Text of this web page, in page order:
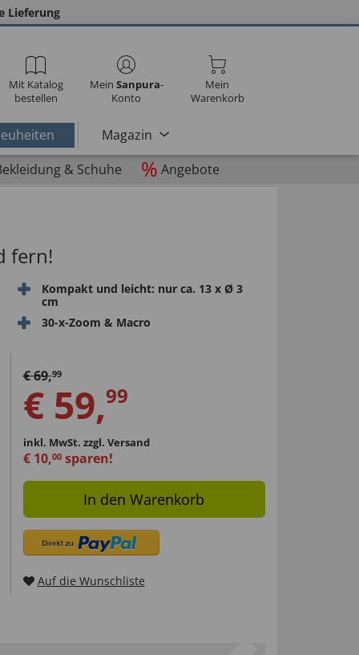
Lieferung
Mit Katalog
bestellen
Mein Sanpura-
Konto
Mein
Warenkorb
Magazin
& Schuhe % Angebote
fern!
Kompakt und leicht: nur ca. 13 x Ø 3
cm
30-x-Zoom & Macro
€69,99
€ 59,99
inkl. MwSt. zzgl. Versand
€ 10,00sparen!
In den Warenkorb
Auf die Wunschliste